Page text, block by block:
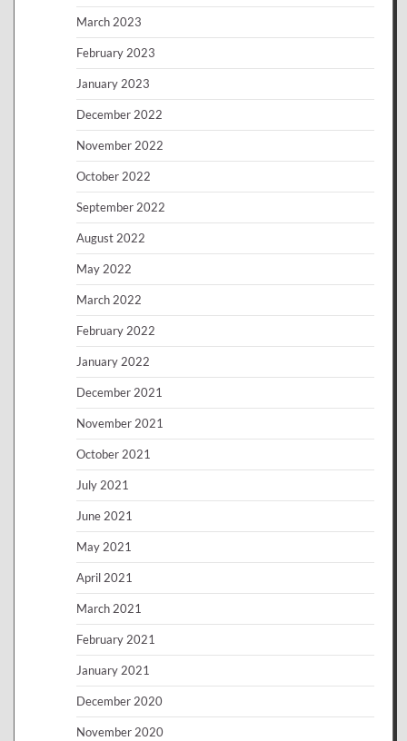
March 2023
February 2023
January 2023
December 2022
November 2022
October 2022
September 2022
August 2022
May 2022
March 2022
February 2022
January 2022
December 2021
November 2021
October 2021
July 2021
June 2021
May 2021
April 2021
March 2021
February 2021
January 2021
December 2020
November 2020